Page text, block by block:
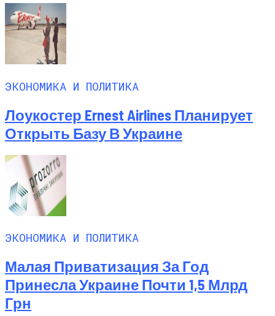
ЭКОНОМИКА И ПОЛИТИКА
Лоукостер Ernest Airlines Планирует
Открыть Базу В Украине
ЭКОНОМИКА И ПОЛИТИКА
Малая Приватизация За Год
Принесла Украине Почти 1,5 Млрд
Грн